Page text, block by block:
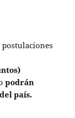
podrán
país.